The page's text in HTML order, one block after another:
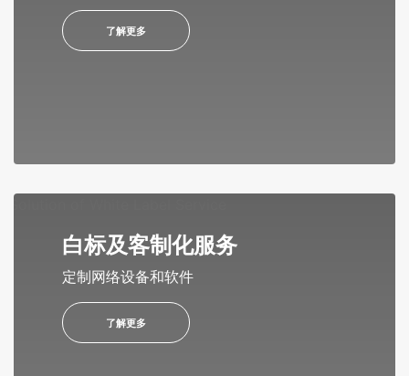
了解更多
白标及客制化服务
定制网络设备和软件
了解更多